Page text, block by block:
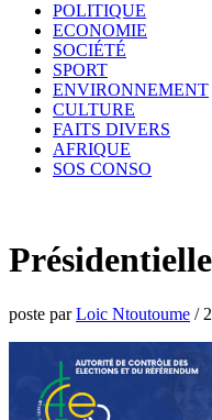
POLITIQUE
ECONOMIE
SOCIÉTÉ
SPORT
ENVIRONNEMENT
CULTURE
FAITS DIVERS
AFRIQUE
SOS CONSO
poste parLoic Ntoutoume /